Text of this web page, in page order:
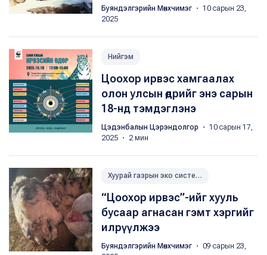
Буяндэлгэрийн Мөнхчимэг ・ 10 сарын 23,
2025
Нийгэм
Цоохор ирвэс хамгаалах
олон улсын өдрийг энэ сарын
18-нд тэмдэглэнэ
Цэдэнбалын Цэрэндолгор
・ 10 сарын 17,
2025 ・ 2 мин
Хуурай газрын эко системийг хамгаалах
“Цоохор ирвэс”-ийг хууль
бусаар агнасан гэмт хэргийг
илрүүлжээ
Буяндэлгэрийн Мөнхчимэг ・ 09 сарын 23,